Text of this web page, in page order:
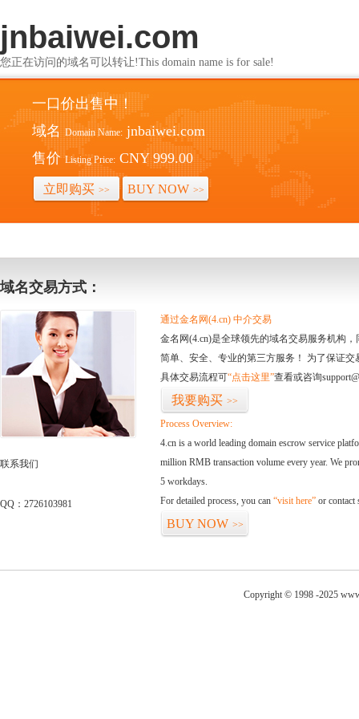
jnbaiwei.com
您正在访问的域名可以转让!This domain name is for sale!
一口价出售中！
域名 Domain Name: jnbaiwei.com
售价 Listing Price: CNY 999.00
立即购买 >> BUY NOW >>
域名交易方式：
联系我们
QQ：2726103981
通过金名网(4.cn) 中介交易
金名网(4.cn)是全球领先的域名交易服务机构
简单、安全、专业的第三方服务！ 为了保证
具体交易流程可“点击这里”查看或咨询
我要购买 >>
Process Overview:
4.cn is a world leading domain escrow service
million RMB transaction volume every year. We
5 workdays.
For detailed process, you can “visit here” or contact
BUY NOW >>
Copyright © 1998 -2025